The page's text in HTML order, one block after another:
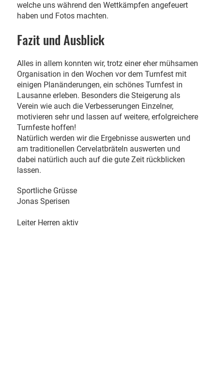
welche uns während den Wettkämpfen angefeuert
haben und Fotos machten.
Fazit und Ausblick
Alles in allem konnten wir, trotz einer eher mühsamen
Organisation in den Wochen vor dem Turnfest mit
einigen Planänderungen, ein schönes Turnfest in
Lausanne erleben. Besonders die Steigerung als
Verein wie auch die Verbesserungen Einzelner,
motivieren sehr und lassen auf weitere, erfolgreichere
Turnfeste hoffen!
Natürlich werden wir die Ergebnisse auswerten und
am traditionellen Cervelatbräteln auswerten und
dabei natürlich auch auf die gute Zeit rückblicken
lassen.
Sportliche Grüsse
Jonas Sperisen
Leiter Herren aktiv